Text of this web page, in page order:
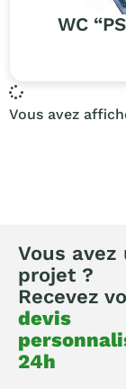
WC
Vous avez
Vous avez
projet ?
Recevez
devis
24h